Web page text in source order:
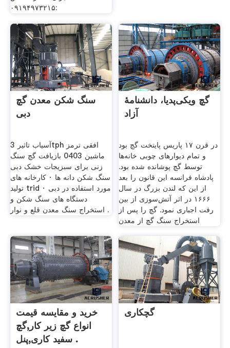
:۰۹۱۹۴۹۷۳۲۱۵
سنگ شکن معدن گچ
دبی
آسیاب تاثیر 3tph افقی ترمز
ماشین 0403 بازیافت گچ سنگ
زنی برای سبزیجات خشک دبی
سنگ شکن دانه ها · کارخانه های
تولید trid مورد استفاده در دبی ·
دستگاه های سنگ شکن و
استخراج سنگ معدن قلع و نوار .
گچ ویکی‌پدیا، دانشنامهٔ
آزاد
در قرن ۱۷ پاریس پایتخت گچ بود
و تمام دیوارهای چوبی خانه‌ها
توسط گچ پوشانده شده بود.
پادشاه فرانسه این قانون را بعد
از این که لندن بزرگ در سال
۱۶۶۶ در اثر آتش‌سوزی از بین
رفت اجباری نمود. گچ را پس از
استخراج سنگ گچ از معدن
خرید و مقایسه قیمت
انواع گچ زیر کار,گچ
سفید کاری,پنل .
گچکاری